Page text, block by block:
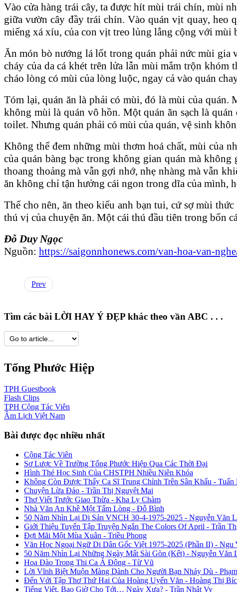
Vào cửa hàng trái cây, ta được hít mùi trái chín, mùi
giữa vườn cây đầy trái chín. Vào quán vịt quay, heo
miếng xá xíu, của con vịt treo lủng lẳng cộng với mùi
Ăn món bò nướng lá lốt trong quán phải nức mùi
cháy của da cá khét trên lửa lẫn mùi mắm trộn
cháo lòng có mùi của lòng luộc, ngay cả vào quán
Tóm lại, quán ăn là phải có mùi, đó là mùi của quán.
không mùi là quán vô hồn. Một quán ăn sạch là
toilet. Nhưng quán phải có mùi của quán, vệ sinh
Không thể đem những mùi thơm hoá chất, mùi của
của quán bàng bạc trong không gian quán mà
thoang thoảng mà vẫn gợi nhớ, nhẹ nhàng mà vẫn
ăn không chỉ tận hưởng cái ngon trong dĩa của mình,
Thế cho nên, ăn theo kiểu anh bạn tui, cứ sợ mùi
thú vị của chuyện ăn. Một cái thú đầu tiên trong bốn
Đỗ Duy Ngọc
Nguồn: https://saigonnhonews.com/van-hoa-van-
Prev
Tìm các bài LỜI HAY Ý ĐẸP khác theo vần ABC . . .
Tống Phước Hiệp
TPH Guestbook
Flash Clips
TPH Cộng Tác Viên
Âm Lịch Việt Nam
Bài được đọc nhiều nhất
Cộng Tác Viên
Sơ Lược Về Trường Tống Phước Hiệp Qua Các Thời Đại
Hình Thẻ Học Sinh Của CHSTPH Nhiều Niên Khóa
Không Còn Được Thấy Ca Sĩ Trung Chỉnh Trên Sân Khấu - Tuấn
Chuyện Lừa Đảo - Trần Thị Nguyệt Mai
Thơ Viết Trước Giao Thừa - Kha Ly Chàm
Nhà Văn An Khê Một Tấm Lòng - Đỗ Bình
50 Năm Nhìn Lại Di Sản VNCH 30-4-1975-2025 - Nguyễn Văn
Giới Thiệu Tuyển Tập Truyện Ngắn The Colors Of April - Trần
Đợi Mãi Một Mùa Xuân - Triều Phong
Văn Học Ngoại Ngữ Di Dân Gốc Việt 1975-2025 (Phần II) - Ngu
50 Năm Nhìn Lại Những Ngày Mất Sài Gòn (Kết) - Nguyễn Văn
Hoa Đào Trong Thi Ca Á Đông - Từ Vũ
Lời Vĩnh Biệt Muộn Màng Dành Cho Người Bạn Nhảy Dù -
Đến Với Tập Thơ Thứ Hai Của Hoàng Uyển Văn - Hoàng Thị
Tiếng Việt, Bao Giờ Cho Tới… Ngày Xưa? - Trần Nhật Vy